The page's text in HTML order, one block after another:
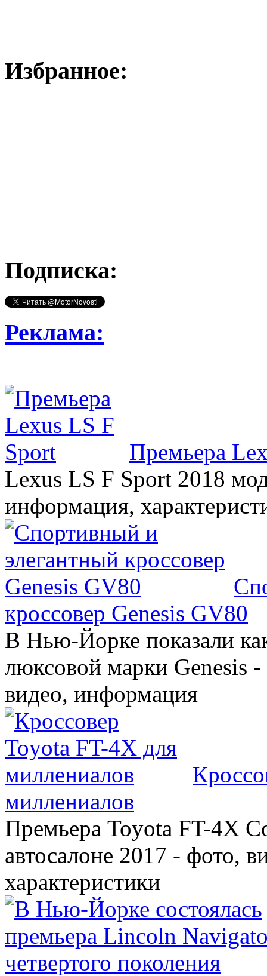
Избранное:
Подписка:
Реклама:
Премьера
Lexus LS F Sport 2018
информация,
кроссовер Genesis GV80
В Нью-Йорке показали
люксовой марки Genesis
видео, информация
миллениалов
Премьера Toyota FT-4X
автосалоне 2017 - фото,
характеристики